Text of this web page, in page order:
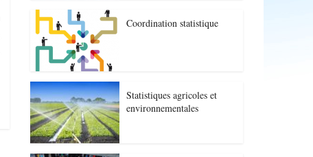
Coordination statistique
Statistiques agricoles et
environnementales